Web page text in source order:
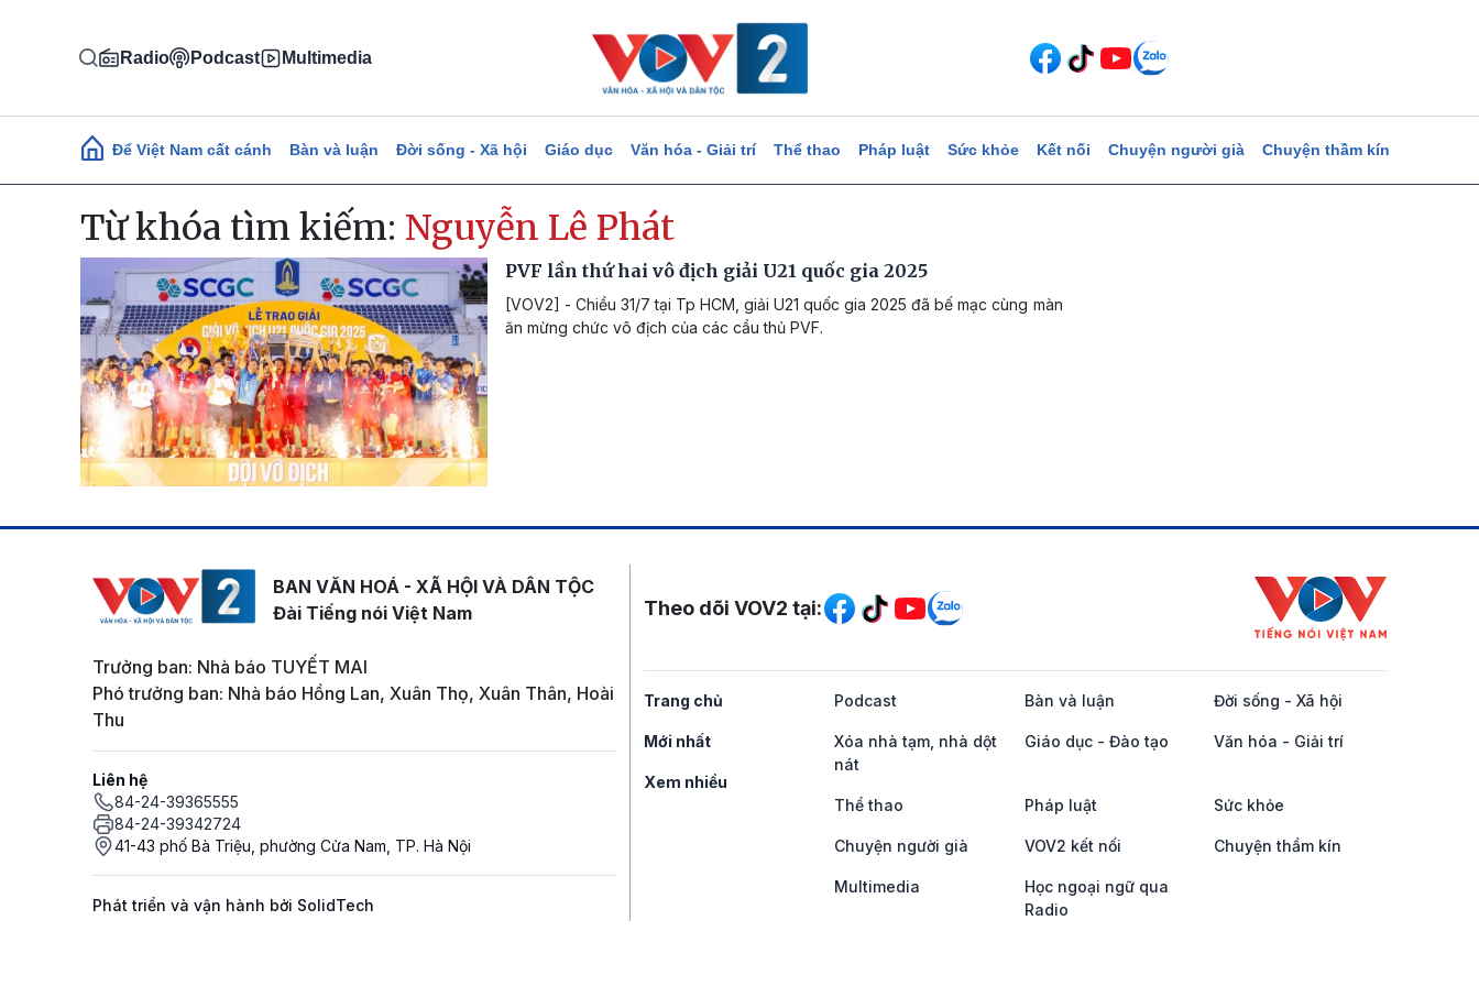
Radio Podcast Multimedia
Main navigation
Để Việt Nam cất cánh Bàn và luận Đời sống - Xã hội Giáo dục Văn hóa - Giải trí Thể thao Pháp luật Sức khỏe Kết nối Chuyện người già Chuyện thầm kín
Từ khóa tìm kiếm: Nguyễn Lê Phát
PVF lần thứ hai vô địch giải U21 quốc gia 2025
[VOV2] - Chiều 31/7 tại Tp HCM, giải U21 quốc gia 2025 đã bế mạc cùng màn
ăn mừng chức vô địch của các cầu thủ PVF.
BAN VĂN HOÁ - XÃ HỘI VÀ DÂN TỘC
Đài Tiếng nói Việt Nam
Trưởng ban: Nhà báo TUYẾT MAI
Phó trưởng ban: Nhà báo Hồng Lan, Xuân Thọ, Xuân Thân, Hoài
Thu
Liên hệ
84-24-39365555
84-24-39342724
41-43 phố Bà Triệu, phường Cửa Nam, TP. Hà Nội
Phát triển và vận hành bởi SolidTech
Mạng xã hội
Theo dõi VOV2 tại:
Trang chủ
Mới nhất
Xem nhiều
Podcast Bàn và luận Đời sống - Xã hội
Xóa nhà tạm, nhà dột
nát
Giáo dục - Đào tạo Văn hóa - Giải trí
Thể thao Pháp luật Sức khỏe
Chuyện người già VOV2 kết nối Chuyện thầm kín
Multimedia
Học ngoại ngữ qua
Radio